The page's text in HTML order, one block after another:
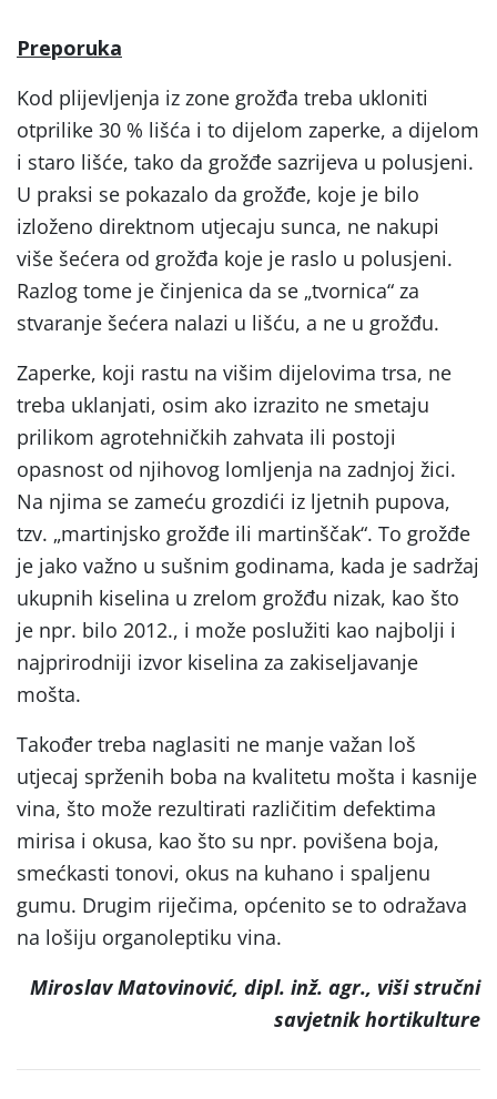
Preporuka
Kod plijevljenja iz zone grožđa treba ukloniti
otprilike 30 % lišća i to dijelom zaperke, a dijelom
i staro lišće, tako da grožđe sazrijeva u polusjeni.
U praksi se pokazalo da grožđe, koje je bilo
izloženo direktnom utjecaju sunca, ne nakupi
više šećera od grožđa koje je raslo u polusjeni.
Razlog tome je činjenica da se „tvornica“ za
stvaranje šećera nalazi u lišću, a ne u grožđu.
Zaperke, koji rastu na višim dijelovima trsa, ne
treba uklanjati, osim ako izrazito ne smetaju
prilikom agrotehničkih zahvata ili postoji
opasnost od njihovog lomljenja na zadnjoj žici.
Na njima se zameću grozdići iz ljetnih pupova,
tzv. „martinjsko grožđe ili martinščak“. To grožđe
je jako važno u sušnim godinama, kada je sadržaj
ukupnih kiselina u zrelom grožđu nizak, kao što
je npr. bilo 2012., i može poslužiti kao najbolji i
najprirodniji izvor kiselina za zakiseljavanje
mošta.
Također treba naglasiti ne manje važan loš
utjecaj sprženih boba na kvalitetu mošta i kasnije
vina, što može rezultirati različitim defektima
mirisa i okusa, kao što su npr. povišena boja,
smećkasti tonovi, okus na kuhano i spaljenu
gumu. Drugim riječima, općenito se to odražava
na lošiju organoleptiku vina.
Miroslav Matovinović, dipl. inž. agr., viši stručni
savjetnik hortikulture